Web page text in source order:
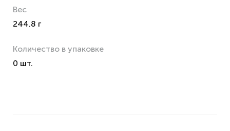
Вес
244.8 г
Количество в упаковке
0 шт.